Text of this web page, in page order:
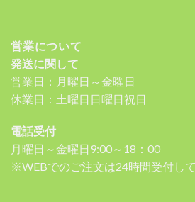
営業について
発送に関して
営業日：月曜日～金曜日
休業日：土曜日日曜日祝日
電話受付
月曜日～金曜日9:00～18：00
※WEBでのご注文は24時間受付して